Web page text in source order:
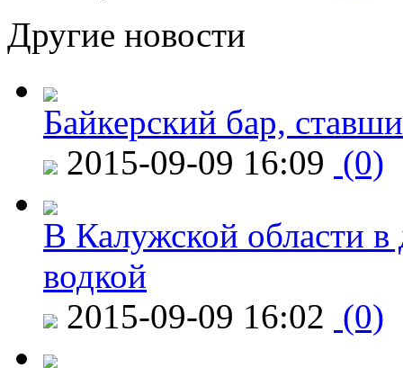
Другие новости
Байкерский бар,
2015-09-09 16:09 (0)
В Калужской области в
водкой
2015-09-09 16:02 (0)